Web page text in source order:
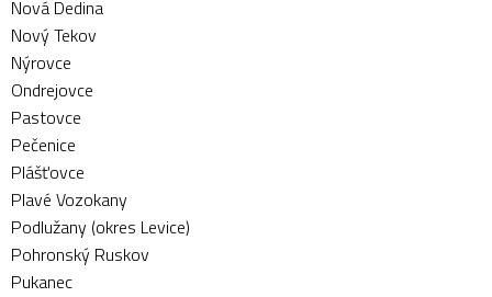
Nová Dedina
Nový Tekov
Nýrovce
Ondrejovce
Pastovce
Pečenice
Plášťovce
Plavé Vozokany
Podlužany (okres Levice)
Pohronský Ruskov
Pukanec